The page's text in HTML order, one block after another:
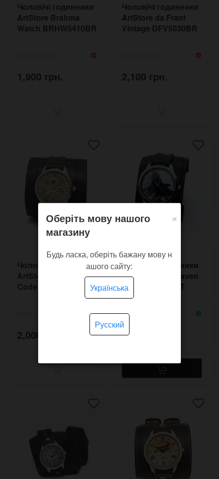
Чоловічі годинники
ArtStore Brahma
Watch BRHW5410BR
1,900 грн.
Чоловічі годинники
ArtStore da Frant
Vintage DFV5030BR
2,100 грн.
Чоловічі годинники
ArtStore Da Vinci
Code DVCW5410BR
2,000 грн.
Чоловічі годинники
ArtStore Dark Raven
DRVW5410BLST
1,900 грн.
×
Оберіть мову нашого
магазину
Будь ласка, оберіть бажану мову н
ашого сайту:
Українська
Русский